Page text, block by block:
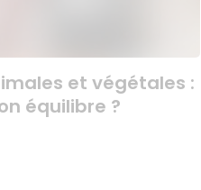
et végétales :
équilibre ?